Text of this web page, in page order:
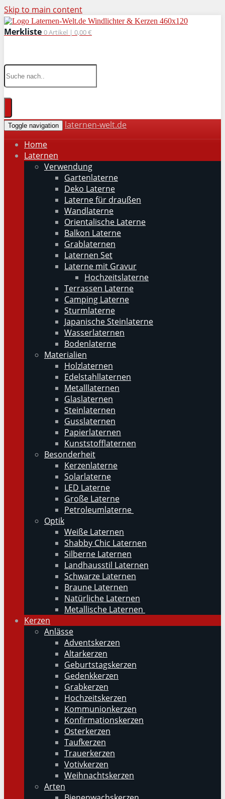
Skip to main content
Merkliste 0Artikel | 0,00 €
Toggle navigation
laternen-welt.de
Home
Laternen
Verwendung
Gartenlaterne
Deko Laterne
Laterne für draußen
Wandlaterne
Orientalische Laterne
Balkon Laterne
Grablaternen
Laternen Set
Laterne mit Gravur
Hochzeitslaterne
Terrassen Laterne
Camping Laterne
Sturmlaterne
Japanische Steinlaterne
Wasserlaternen
Bodenlaterne
Materialien
Holzlaternen
Edelstahllaternen
Metalllaternen
Glaslaternen
Steinlaternen
Gusslaternen
Papierlaternen
Kunststofflaternen
Besonderheit
Kerzenlaterne
Solarlaterne
LED Laterne
Große Laterne
Petroleumlaterne
Optik
Weiße Laternen
Shabby Chic Laternen
Silberne Laternen
Landhausstil Laternen
Schwarze Laternen
Braune Laternen
Natürliche Laternen
Metallische Laternen
Kerzen
Anlässe
Adventskerzen
Altarkerzen
Geburtstagskerzen
Gedenkkerzen
Grabkerzen
Hochzeitskerzen
Kommunionkerzen
Konfirmationskerzen
Osterkerzen
Taufkerzen
Trauerkerzen
Votivkerzen
Weihnachtskerzen
Arten